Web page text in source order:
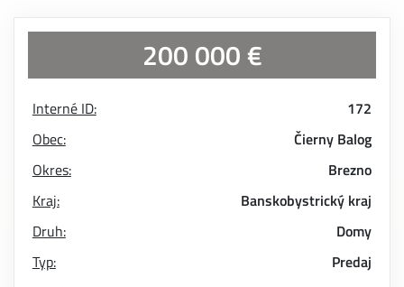
200 000 €
Interné ID:
172
Obec:
Čierny Balog
Okres:
Brezno
Kraj:
Banskobystrický kraj
Druh:
Domy
Typ:
Predaj